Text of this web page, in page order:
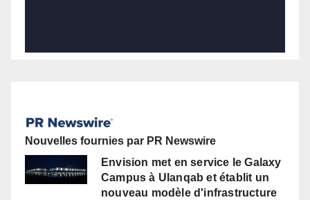
Nouvelles fournies par PR Newswire
Envision met en service le Galaxy
Campus à Ulanqab et établit un
nouveau modèle d'infrastructure